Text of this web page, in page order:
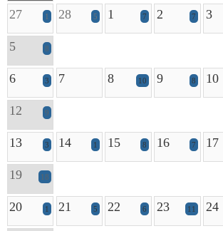
27 1 28 5 1 7 2 7 3
5 8
6 3 7 8 10 9 8 10
12 9
13 3 14 1 15 8 16 7 17
19 18
20 1 21 5 22 6 23 11 24